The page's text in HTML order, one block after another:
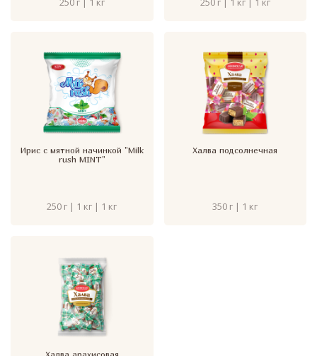
Ирис с мятной начинкой "Milk
rush MINT"
250 г | 1 кг | 1 кг
Халва подсолнечная
350 г | 1 кг